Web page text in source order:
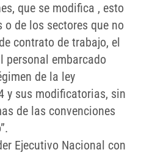
que se modifica , esto
de los sectores que no
contrato de trabajo, el
personal embarcado
de la ley
y sus modificatorias, sin
de las convenciones
Ejecutivo Nacional con